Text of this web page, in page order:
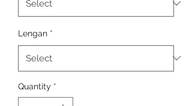
Lengan *
Quantity *